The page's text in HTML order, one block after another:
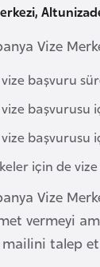
Vize
başvuru
başvurusu
başvurusu
için de
Vize
vermeyi
talep